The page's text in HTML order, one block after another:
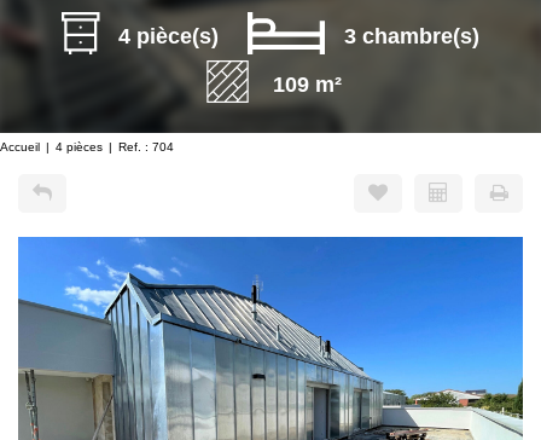
4 pièce(s)
3 chambre(s)
109 m²
Accueil 4 pièces Ref. : 704